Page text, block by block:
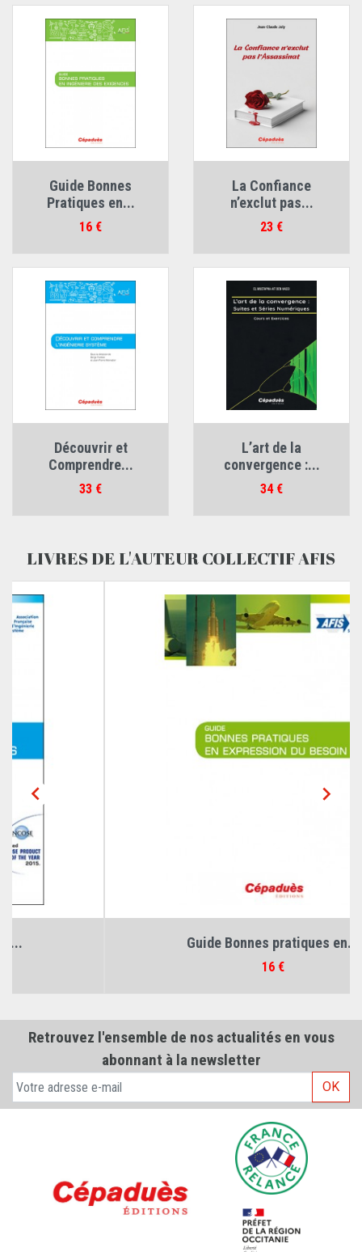
Guide Bonnes
Pratiques en...
Prix
16 €
La Confiance
n’exclut pas...
Prix
23 €
Découvrir et
Comprendre...
Prix
33 €
L’art de la
convergence :...
Prix
34 €
LIVRES DE L'AUTEUR COLLECTIF AFIS

Guide Bonnes pratiques en...

Retrouvez l'ensemble de nos actualités en vous
abonnant à la newsletter
OK